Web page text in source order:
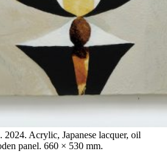
2024. Acrylic, Japanese lacquer, oil
panel. 660 × 530 mm.